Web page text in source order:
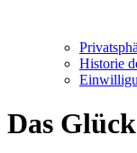
Historie
Das